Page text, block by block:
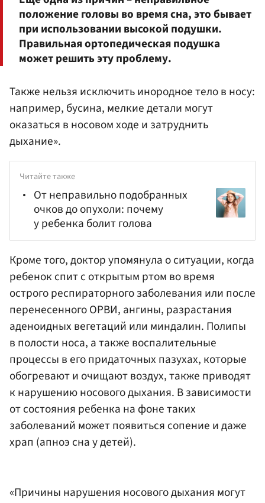
положение головы во время сна, это бывает
при использовании высокой подушки.
Правильная ортопедическая подушка
может решить эту проблему.
Также нельзя исключить инородное тело в носу:
например, бусина, мелкие детали могут
оказаться в носовом ходе и затруднить
дыхание».
Читайте также
От неправильно подобранных
очков до опухоли: почему
у ребенка болит голова
Кроме того, доктор упомянула о ситуации, когда
ребенок спит с открытым ртом во время
острого респираторного заболевания или после
перенесенного ОРВИ, ангины, разрастания
аденоидных вегетаций или миндалин. Полипы
в полости носа, а также воспалительные
процессы в его придаточных пазухах, которые
обогревают и очищают воздух, также приводят
к нарушению носового дыхания. В зависимости
от состояния ребенка на фоне таких
заболеваний может появиться сопение и даже
храп (апноэ сна у детей).
«Причины нарушения носового дыхания могут